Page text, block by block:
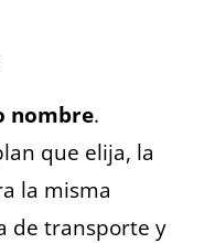
nombre.
que elija, la
la misma
de transporte y